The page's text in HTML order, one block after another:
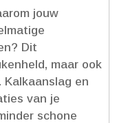
jouw
Dit
maar ook
Kalkaanslag en
van je
schone